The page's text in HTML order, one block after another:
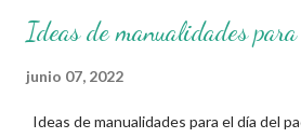
Ideas de manualidades
junio 07, 2022
Ideas de manualidades para el día del